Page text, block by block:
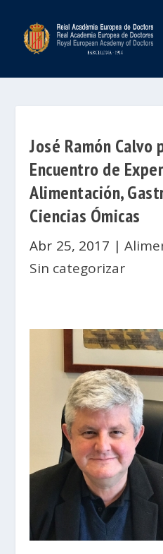
José Ramón
Encuentro de
Alimentación,
Ciencias Ómicas
Abr 25, 2017 |
Sin categorizar